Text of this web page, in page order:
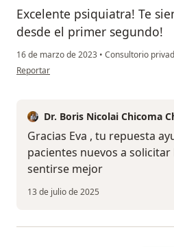
Excelente psiquiatra! Te
desde el primer segundo!
16 de marzo de 2023 • Consultorio
en opinión del usuario Eva Sumerinde
Reportar
Dr. Boris Nicolai Chicoma
Gracias Eva , tu repuesta
pacientes nuevos a
sentirse mejor
13 de julio de 2025